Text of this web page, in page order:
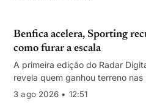
Benfica acelera, Sporting
como furar a escala
A primeira edição do Radar
revela quem ganhou terreno
histórias mobilizaram audiências
3 ago 2026 • 12:51